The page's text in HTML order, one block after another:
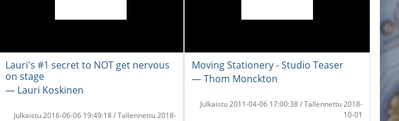
Lauri's #1 secret to NOT get nervous
on stage
― Lauri Koskinen
Julkaistu 2016-06-06 19:49:18 / Tallennettu 2018-
Moving Stationery - Studio Teaser
― Thom Monckton
Julkaistu 2011-04-06 17:00:38 / Tallennettu 2018-
10-01